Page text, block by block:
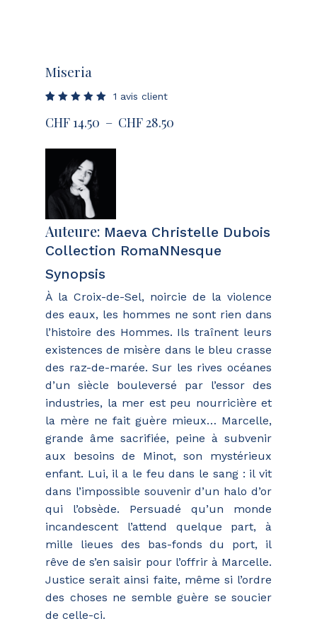
Miseria
5.00
sur 5
sur
client
1 avis client
CHF 14.50 – CHF28.50
Auteure: Maeva Christelle Dubois
Collection RomaNNesque
Synopsis
À la Croix-de-Sel, noircie de la violence
des eaux, les hommes ne sont rien dans
l’histoire des Hommes. Ils traînent leurs
existences de misère dans le bleu crasse
des raz-de-marée. Sur les rives océanes
d’un siècle bouleversé par l’essor des
industries, la mer est peu nourricière et
la mère ne fait guère mieux… Marcelle,
grande âme sacrifiée, peine à subvenir
aux besoins de Minot, son mystérieux
enfant. Lui, il a le feu dans le sang : il vit
dans l’impossible souvenir d’un halo d’or
qui l’obsède. Persuadé qu’un monde
incandescent l’attend quelque part, à
mille lieues des bas-fonds du port, il
rêve de s’en saisir pour l’offrir à Marcelle.
Justice serait ainsi faite, même si l’ordre
des choses ne semble guère se soucier
de celle-ci.